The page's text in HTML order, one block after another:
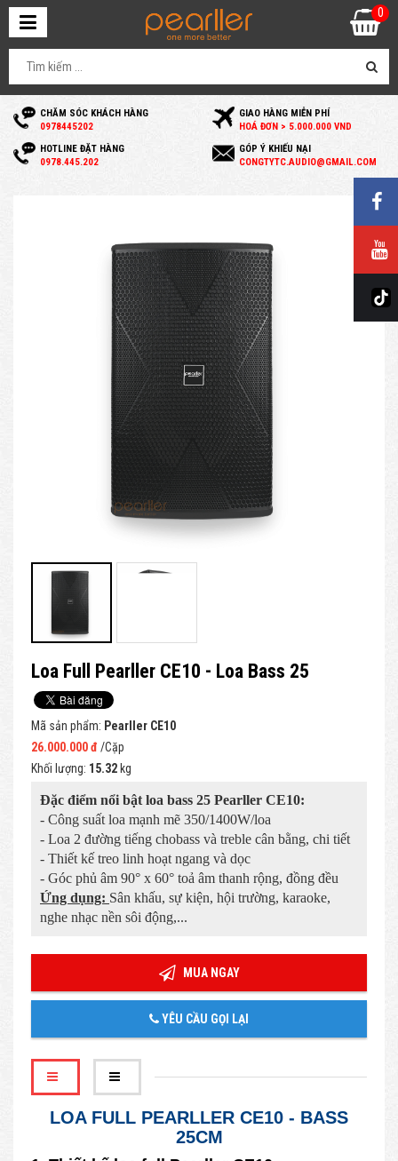
CHĂM SÓC KHÁCH HÀNG
0978445202
GIAO HÀNG MIỄN PHÍ
HOÁ ĐƠN > 5.000.000 VND
HOTLINE ĐẶT HÀNG
0978.445.202
GÓP Ý KHIẾU NẠI
CONGTYTC.AUDIO@GMAIL.COM
0
Loa Full Pearller CE10 - Loa Bass 25
Mã sản phẩm: Pearller CE10
26.000.000 đ /Cặp
Khối lượng: 15.32 kg
Đặc điểm nổi bật loa bass 25 Pearller CE10:
- Công suất loa mạnh mẽ 350/1400W/loa
- Loa 2 đường tiếng chobass và treble cân bằng, chi tiết
- Thiết kế treo linh hoạt ngang và dọc
- Góc phủ âm 90° x 60° toả âm thanh rộng, đồng đều
Ứng dụng: Sân khấu, sự kiện, hội trường, karaoke,
nghe nhạc nền sôi động,...
MUA NGAY
YÊU CẦU GỌI LẠI
LOA FULL PEARLLER CE10 - BASS
25CM